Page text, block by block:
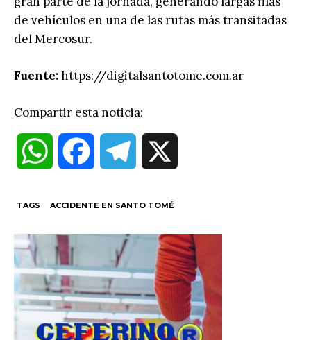
de vehículos en una de las rutas más transitadas
del Mercosur.
Fuente:https://digitalsantotome.com.ar
Compartir esta noticia:
W
t
s
A
b
o
g
r
TAGS ACCIDENTE EN SANTO TOMÉ